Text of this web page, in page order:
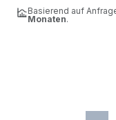
Basierend auf
Monaten.